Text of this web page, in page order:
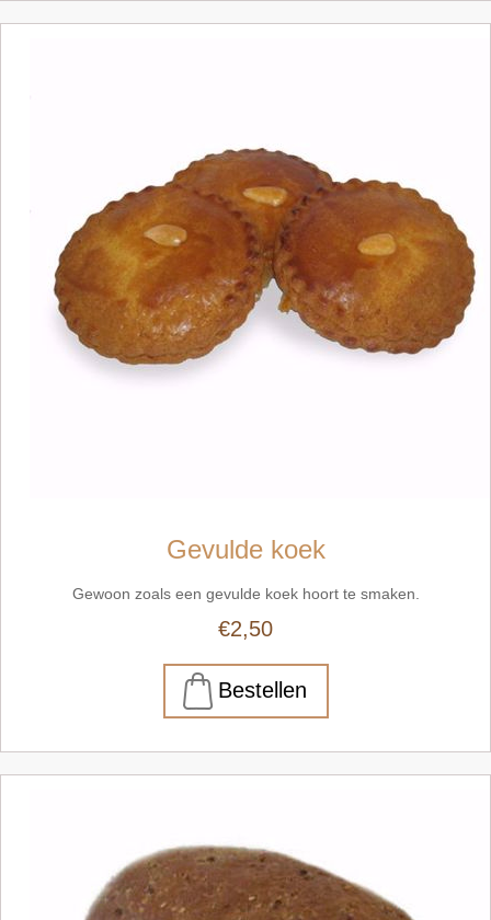
Gevulde koek
Gewoon zoals een gevulde koek hoort te smaken.
€2,50